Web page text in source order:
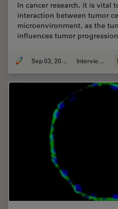
In cancer research, it is vital
interaction between tumor
microenvironment, as the
influences tumor
Sep 03, 2024 Interviews